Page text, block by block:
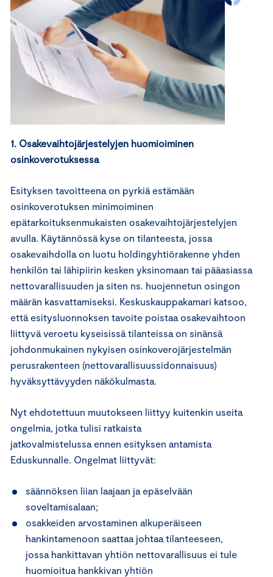
1. Osakevaihtojärjestelyjen huomioiminen
osinkoverotuksessa
Esityksen tavoitteena on pyrkiä estämään
osinkoverotuksen minimoiminen
epätarkoituksenmukaisten osakevaihtojärjestelyjen
avulla. Käytännössä kyse on tilanteesta, jossa
osakevaihdolla on luotu holdingyhtiörakenne yhden
henkilön tai lähipiirin kesken yksinomaan tai pääasiassa
nettovarallisuuden ja siten ns. huojennetun osingon
määrän kasvattamiseksi. Keskuskauppakamari katsoo,
että esitysluonnoksen tavoite poistaa osakevaihtoon
liittyvä veroetu kyseisissä tilanteissa on sinänsä
johdonmukainen nykyisen osinkoverojärjestelmän
perusrakenteen (nettovarallisuussidonnaisuus)
hyväksyttävyyden näkökulmasta.
Nyt ehdotettuun muutokseen liittyy kuitenkin useita
ongelmia, jotka tulisi ratkaista
jatkovalmistelussa ennen esityksen antamista
Eduskunnalle. Ongelmat liittyvät:
säännöksen liian laajaan ja epäselvään
soveltamisalaan;
osakkeiden arvostaminen alkuperäiseen
hankintamenoon saattaa johtaa tilanteeseen,
jossa hankittavan yhtiön nettovarallisuus ei tule
huomioitua hankkivan yhtiön